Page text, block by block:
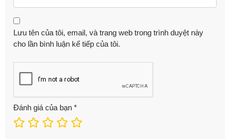
Lưu tên của tôi, email, và trang web trong trình duyệt này
cho lần bình luận kế tiếp của tôi.
Đánh giá của bạn *